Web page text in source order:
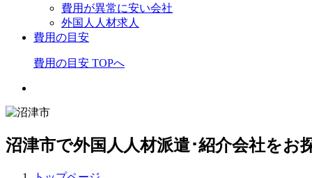
費用が異常に安い会社
外国人人材求人
費用の目安
費用の目安 TOPへ
沼津市で外国人人材派遣･紹介会社をお